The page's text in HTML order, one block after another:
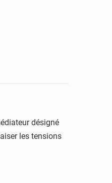
désigné
les tensions